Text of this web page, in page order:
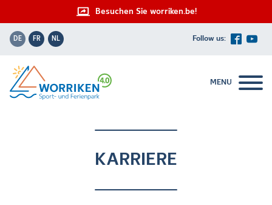
DE FR NL
Besuchen Sie worriken.be!
MENU
KARRIERE